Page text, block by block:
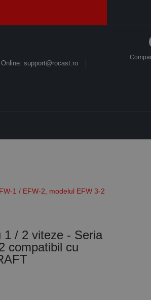
support@rocast.ro
1 / EFW-2, modelul EFW 3-2
1 / 2 viteze - Seria
compatibil cu